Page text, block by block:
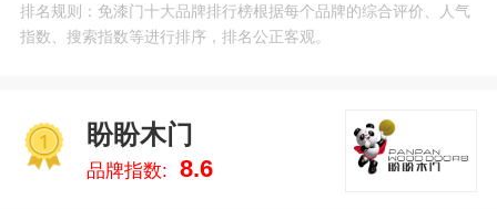
门、索菲亚、TATA木门、尚品本
色/SUPERUS、美心/Mexin、大自
力于用最真实的数据告诉您免漆
门什么牌子好，供您参考。
排名规则：免漆门十大品牌排行榜根据每个品牌的综合评价、人气
指数、搜索指数等进行排序，排名公正客观。
1
盼盼木门
品牌指数: 8.6